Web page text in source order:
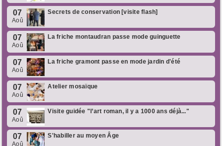
07
Aoû
Secrets de conservation [visite flash]
07
Aoû
La friche montaudran passe mode guinguette
07
Aoû
La friche gramont passe en mode jardin d'été
07
Aoû
Atelier mosaïque
07
Aoû
Visite guidée "l’art roman, il y a 1000 ans déjà..."
07
Aoû
S'habiller au moyen Âge